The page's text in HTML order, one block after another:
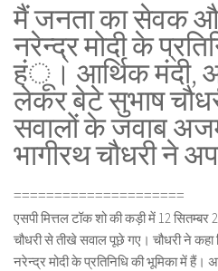
मैं जनता का सेवक
नरेन्द्र मोदी के
हंू। आर्थिक मंदी,
लेकर बेटे सुभाष
सवालों के जवाब
भागीरथ चौधरी ने
=====================
एसपी मित्तल टॉक शो की कड़ी में 12
चौधरी से तीखे सवाल पूछे गए। चौधरी ने
नरेन्द्र मोदी के प्रतिनिधि की भूमिका में